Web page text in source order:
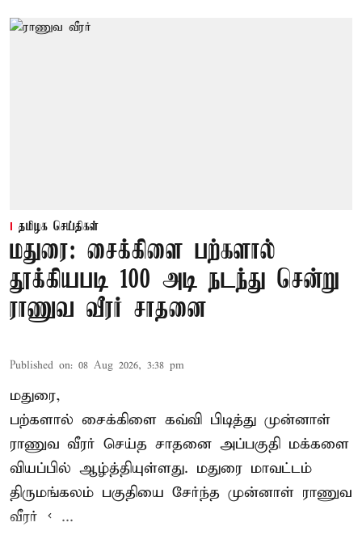
தமிழக செய்திகள்
மதுரை: சைக்கிளை பற்களால்
தூக்கியபடி 100 அடி நடந்து சென்று
ராணுவ வீரர் சாதனை
Published on: 08 Aug 2026, 3:38 pm
மதுரை,
பற்களால் சைக்கிளை கவ்வி பிடித்து முன்னாள்
ராணுவ வீரர் செய்த சாதனை அப்பகுதி மக்களை
வியப்பில் ஆழ்த்தியுள்ளது. மதுரை மாவட்டம்
திருமங்கலம் பகுதியை சேர்ந்த முன்னாள் ராணுவ
வீரர் < ...